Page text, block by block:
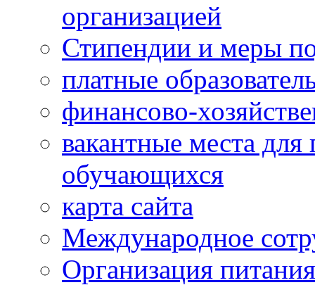
организацией
Стипендии и меры
платные
финансово-
вакантные места
обучающихся
карта сайта
Международное
Организация